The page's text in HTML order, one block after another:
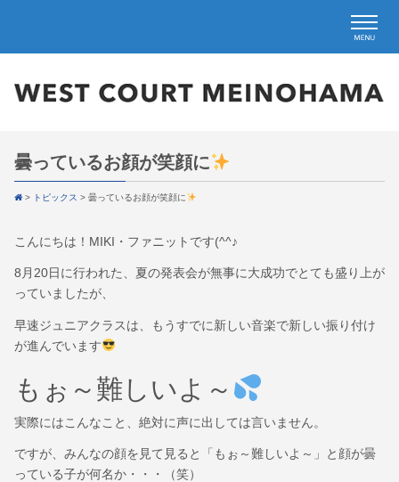
曇っているお顔が笑顔に
> トピックス > 曇っているお顔が笑顔に
こんにちは！MIKI・ファニットです(^^♪
8月20日に行われた、夏の発表会が無事に大成功でとても盛り上が
っていましたが、
早速ジュニアクラスは、もうすでに新しい音楽で新しい振り付け
が進んでいます
もぉ～難しいよ～
実際にはこんなこと、絶対に声に出しては言いません。
ですが、みんなの顔を見て見ると「もぉ～難しいよ～」と顔が曇
っている子が何名か・・・（笑）